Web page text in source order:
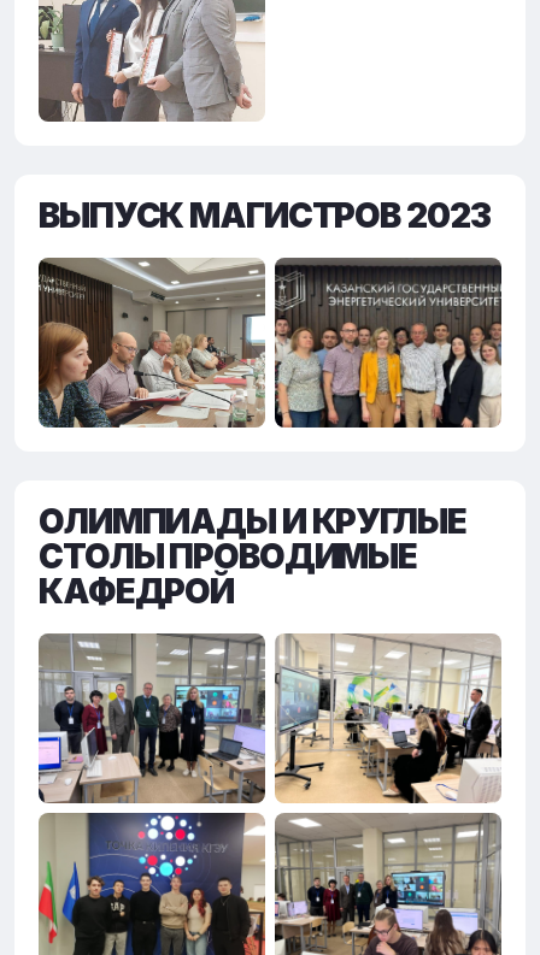
ВЫПУСК МАГИСТРОВ 2023
ОЛИМПИАДЫ И КРУГЛЫЕ
СТОЛЫ ПРОВОДИМЫЕ
КАФЕДРОЙ